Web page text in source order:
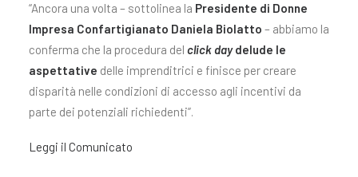
“Ancora una volta – sottolinea la Presidente di Donne
Impresa Confartigianato Daniela Biolatto – abbiamo la
conferma che la procedura del click day delude le
aspettative delle imprenditrici e finisce per creare
disparità nelle condizioni di accesso agli incentivi da
parte dei potenziali richiedenti”.
Leggi il Comunicato